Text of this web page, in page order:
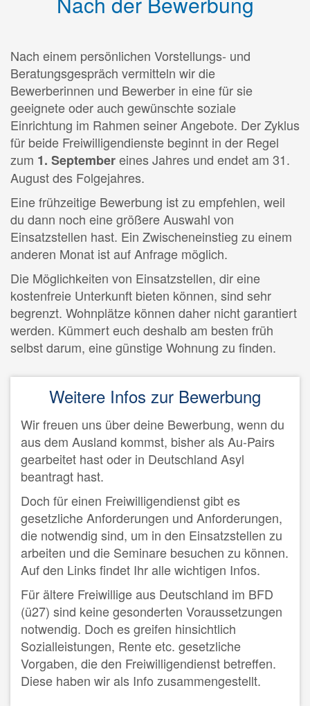
Nach einem persönlichen Vorstellungs- und
Beratungsgespräch vermitteln wir die
Bewerberinnen und Bewerber in eine für sie
geeignete oder auch gewünschte soziale
Einrichtung im Rahmen seiner Angebote. Der Zyklus
für beide Freiwilligendienste beginnt in der Regel
zum 1. Septembereines Jahres und endet am 31.
August des Folgejahres.
Eine frühzeitige Bewerbung ist zu empfehlen, weil
du dann noch eine größere Auswahl von
Einsatzstellen hast. Ein Zwischeneinstieg zu einem
anderen Monat ist auf Anfrage möglich.
Die Möglichkeiten von Einsatzstellen, dir eine
kostenfreie Unterkunft bieten können, sind sehr
begrenzt. Wohnplätze können daher nicht garantiert
werden. Kümmert euch deshalb am besten früh
selbst darum, eine günstige Wohnung zu finden.
Weitere Infos zur Bewerbung
Wir freuen uns über deine Bewerbung, wenn du
aus dem Ausland kommst, bisher als Au-Pairs
gearbeitet hast oder in Deutschland Asyl
beantragt hast.
Doch für einen Freiwilligendienst gibt es
gesetzliche Anforderungen und Anforderungen,
die notwendig sind, um in den Einsatzstellen zu
arbeiten und die Seminare besuchen zu können.
Auf den Links findet Ihr alle wichtigen Infos.
Für ältere Freiwillige aus Deutschland im BFD
(ü27) sind keine gesonderten Voraussetzungen
notwendig. Doch es greifen hinsichtlich
Sozialleistungen, Rente etc. gesetzliche
Vorgaben, die den Freiwilligendienst betreffen.
Diese haben wir als Info zusammengestellt.